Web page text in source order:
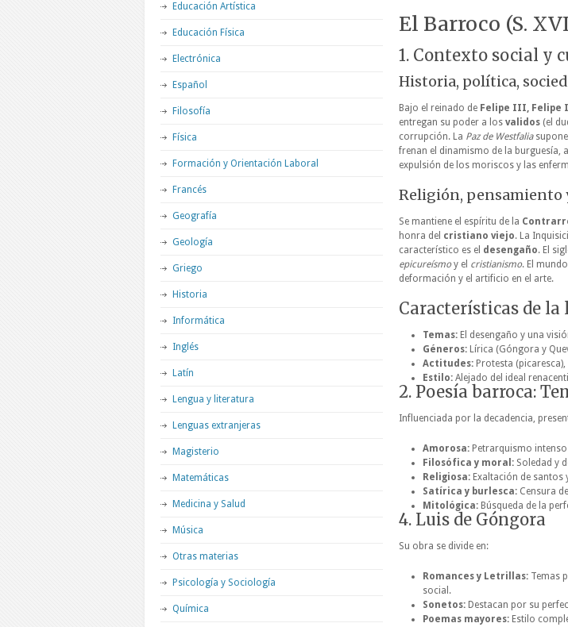
El Barroco (S.
1. Contexto social y
Historia, política,
Bajo el reinado de Felipe III, Felipe
entregan su poder a los validos (el
corrupción. La Paz de Westfaliasupone
frenan el dinamismo de la burguesía,
expulsión de los moriscos y las
Religión, pensamiento
Se mantiene el espíritu de la
honra del cristiano viejo. La
característico es el desengaño. El
epicureísmoy el cristianismo. El
deformación y el artificio en el arte.
Características de
Temas: El desengaño y una
Géneros: Lírica (Góngora y
Actitudes: Protesta
Estilo: Alejado del ideal
2. Poesía barroca:
Influenciada por la decadencia,
Amorosa: Petrarquismo
Filosófica y moral: Soledad y
Religiosa: Exaltación de santos
Satírica y burlesca: Censura
Mitológica: Búsqueda de la
4. Luis de Góngora
Su obra se divide en:
Romances y Letrillas: Temas
social.
Sonetos: Destacan por su
Poemas mayores: Estilo
Educación Artística
Educación Física
Electrónica
Español
Filosofía
Física
Formación y Orientación Laboral
Francés
Geografía
Geología
Griego
Historia
Informática
Inglés
Latín
Lengua y literatura
Lenguas extranjeras
Magisterio
Matemáticas
Medicina y Salud
Música
Otras materias
Psicología y Sociología
Química